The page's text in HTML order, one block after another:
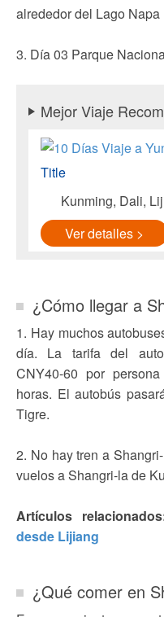
alrededor del Lago Napa
3. Día 03 Parque
Mejor Viaje
Title
Kunming, Dali,
Ver detalles >
¿Cómo llegar a
1. Hay muchos
día. La tarifa del
CNY40-60 por
horas. El autobús
Tigre.
2. No hay tren a
vuelos a Shangri-la de
Artículos
desde Lijiang
¿Qué comer en